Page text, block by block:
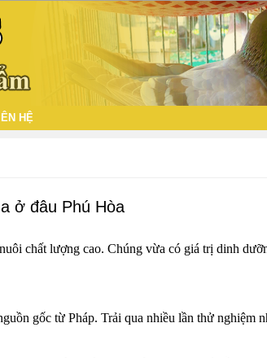
HỆ
ở đâu Phú Hòa
chất lượng cao. Chúng vừa có giá trị dinh
gốc từ Pháp. Trải qua nhiều lần thử nghiệm